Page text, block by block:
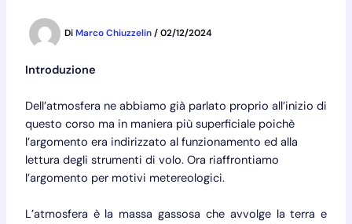
DiMarco Chiuzzelin/02/12/2024
Introduzione
Dell’atmosfera ne abbiamo già parlato proprio all’inizio di
questo corso ma in maniera più superficiale poichè
l’argomento era indirizzato al funzionamento ed alla
lettura degli strumenti di volo. Ora riaffrontiamo
l’argomento per motivi metereologici.
L’atmosfera è la massa gassosa che avvolge la terra e